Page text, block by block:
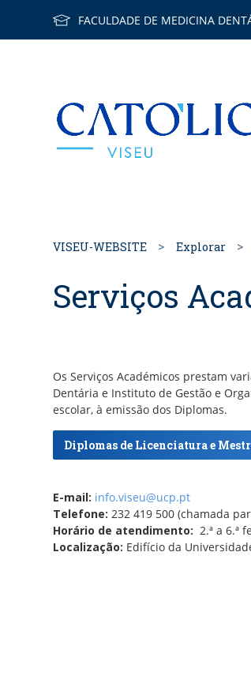
FACULDADE DE MEDICINA
VISEU-WEBSITE Explorar
Serviços
Os Serviços Académicos prestam
Dentária e Instituto de Gestão e
escolar, à emissão dos Diplomas.
Diplomas de Licenciatura e
E-mail: info.viseu@ucp.pt
Telefone: 232 419 500 (chamada
Horário de atendimento: 2.ª a 6.ª
Localização: Edifício da